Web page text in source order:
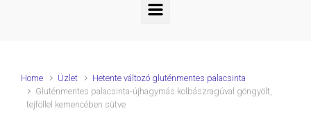
Home Üzlet
Hetente változó gluténmentes palacsinta
Gluténmentes palacsinta-újhagymás kolbászragúval göngyölt,
tejföllel kemencében sütve